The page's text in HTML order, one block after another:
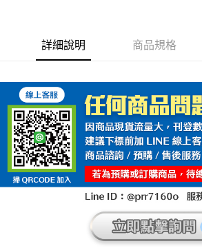
詳細說明 商品規格